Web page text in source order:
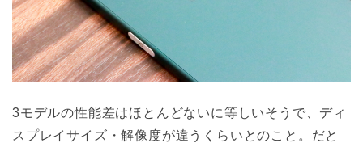
3モデルの性能差はほとんどないに等しいそうで、ディ
スプレイサイズ・解像度が違うくらいとのこと。だと